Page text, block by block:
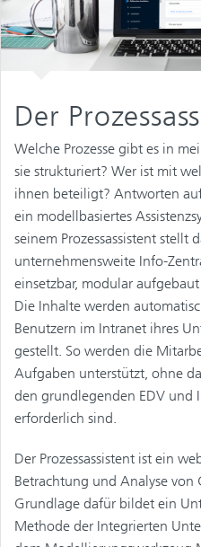
Der
Welche Prozesse gibt es in
sie strukturiert? Wer ist mit
ihnen beteiligt? Antworten
ein modellbasiertes
seinem Prozessassistent stellt
unternehmensweite Info-
einsetzbar, modular
Die Inhalte werden
Benutzern im Intranet ihres
gestellt. So werden die
Aufgaben unterstützt, ohne
den grundlegenden EDV und
erforderlich sind.
Der Prozessassistent ist ein
Betrachtung und Analyse von
Grundlage dafür bildet ein
Methode der Integrierten